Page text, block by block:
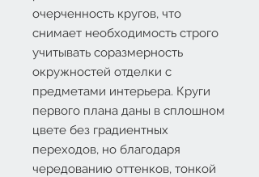
очерченность кругов, что
снимает необходимость строго
учитывать соразмерность
окружностей отделки с
предметами интерьера. Круги
первого плана даны в сплошном
цвете без градиентных
переходов, но благодаря
чередованию оттенков, тонкой